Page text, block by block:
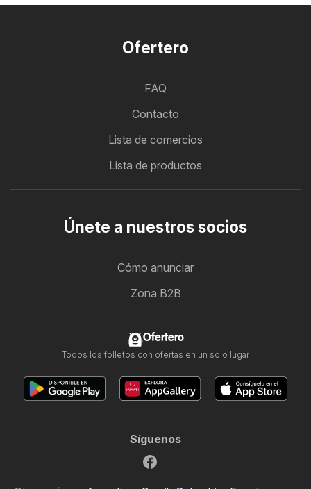
Ofertero
FAQ
Contacto
Lista de comercios
Lista de productos
Únete a nuestros socios
Cómo anunciar
Zona B2B
Ofertero
Todos los folletos con ofertas en un solo lugar
Síguenos